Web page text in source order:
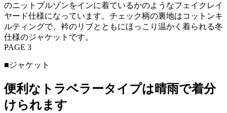
のニットブルゾンをインに着ているかのようなフェイクレイ
ヤード仕様になっています。チェック柄の裏地はコットンキ
ルティングで、衿のリブとともにほっこり温かく着られる冬
仕様のジャケットです。
PAGE 3
■ジャケット
便利なトラベラータイプは晴雨で着分
けられます